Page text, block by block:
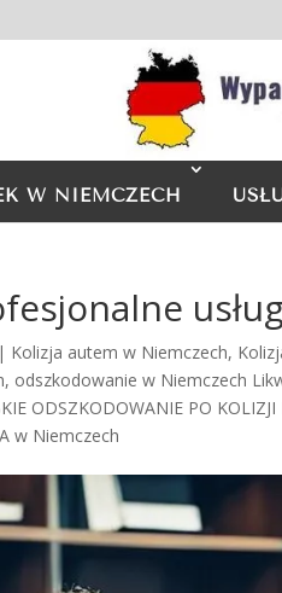
W NIEMCZECH
| Kolizja autem w Niemczech,
, odszkodowanie w Niemczech
ODSZKODOWANIE PO
w Niemczech